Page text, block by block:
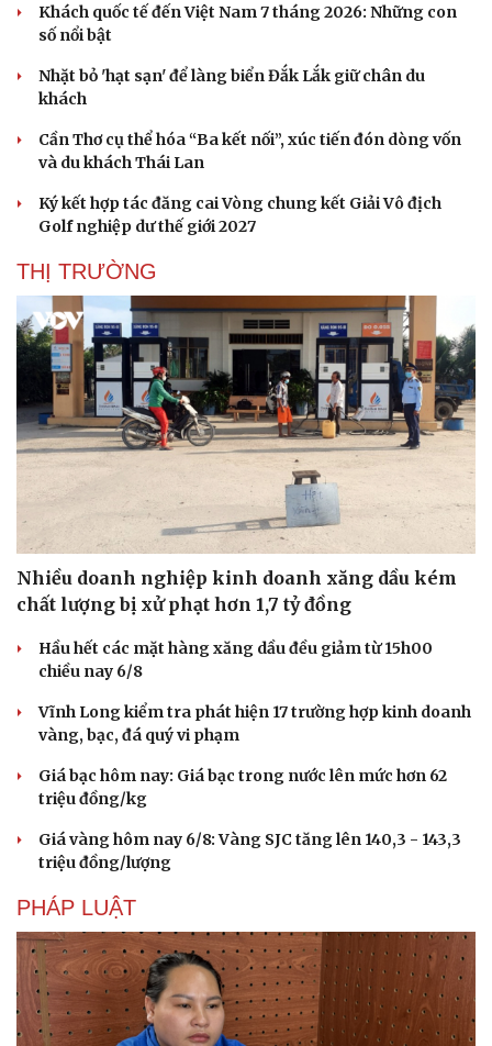
Văn hóa
Sân khấu - Điện ảnh
Văn học
Âm nhạc
Di sản
Giải trí
Nghệ sĩ
Thời trang
Sao Việt
Khách quốc tế đến Việt Nam 7 tháng 2026: Những con
số nổi bật
Nhặt bỏ 'hạt sạn' để làng biển Đắk Lắk giữ chân du
khách
Cần Thơ cụ thể hóa “Ba kết nối”, xúc tiến đón dòng vốn
và du khách Thái Lan
Ký kết hợp tác đăng cai Vòng chung kết Giải Vô địch
Golf nghiệp dư thế giới 2027
THỊ TRƯỜNG
Nhiều doanh nghiệp kinh doanh xăng dầu kém
chất lượng bị xử phạt hơn 1,7 tỷ đồng
Hầu hết các mặt hàng xăng dầu đều giảm từ 15h00
chiều nay 6/8
Vĩnh Long kiểm tra phát hiện 17 trường hợp kinh doanh
vàng, bạc, đá quý vi phạm
Giá bạc hôm nay: Giá bạc trong nước lên mức hơn 62
triệu đồng/kg
Giá vàng hôm nay 6/8: Vàng SJC tăng lên 140,3 - 143,3
triệu đồng/lượng
PHÁP LUẬT